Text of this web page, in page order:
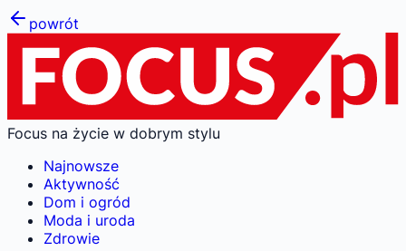
powrót
Focus na życie w dobrym stylu
Najnowsze
Aktywność
Dom i ogród
Moda i uroda
Zdrowie